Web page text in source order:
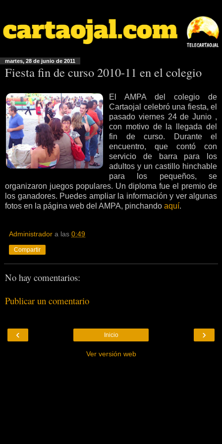
martes, 28 de junio de 2011
Fiesta fin de curso 2010-11 en el colegio
El AMPA del colegio de
Cartaojal celebró una fiesta, el
pasado viernes 24 de Junio ,
con motivo de la llegada del
fin de curso. Durante el
encuentro, que contó con
servicio de barra para los
adultos y un castillo hinchable
para los pequeños, se
organizaron juegos populares. Un diploma fue el premio de
los ganadores. Puedes ampliar la información y ver algunas
fotos en la página web del AMPA, pinchando aquí.
Administrador a las 0:49
Compartir
No hay comentarios:
Publicar un comentario
‹ ›
Inicio
Ver versión web